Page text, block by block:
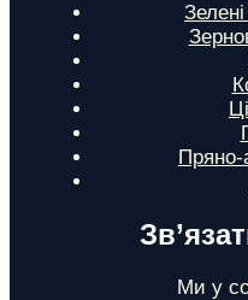
Пряно-
Ми у